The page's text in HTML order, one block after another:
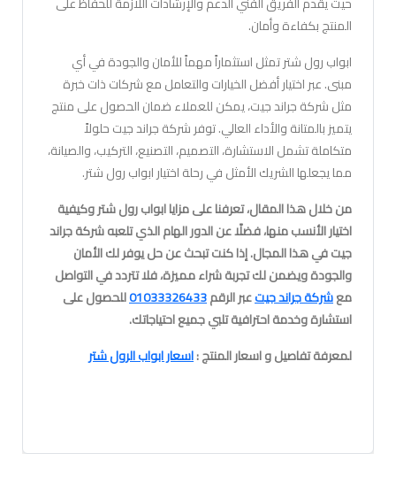
المنتج بكفاءة وأمان.
ابواب رول شتر تمثل استثماراً مهماً للأمان والجودة في أي
مبنى. عبر اختيار أفضل الخيارات والتعامل مع شركات ذات خبرة
مثل شركة جراند جيت، يمكن للعملاء ضمان الحصول على منتج
يتميز بالمتانة والأداء العالي. توفر شركة جراند جيت حلولاً
متكاملة تشمل الاستشارة، التصميم، التصنيع، التركيب، والصيانة،
مما يجعلها الشريك الأمثل في رحلة اختيار ابواب رول شتر.
من خلال هذا المقال، تعرفنا على مزايا ابواب رول شتر وكيفية
اختيار الأنسب منها، فضلًا عن الدور الهام الذي تلعبه شركة جراند
جيت في هذا المجال. إذا كنت تبحث عن حل يوفر لك الأمان
والجودة ويضمن لك تجربة شراء مميزة، فلا تتردد في التواصل
معشركة جراند جيتعبر الرقم01033326433للحصول على
استشارة وخدمة احترافية تلبي جميع احتياجاتك.
لمعرفة تفاصيل و اسعار المنتج :اسعار ابواب الرول شتر